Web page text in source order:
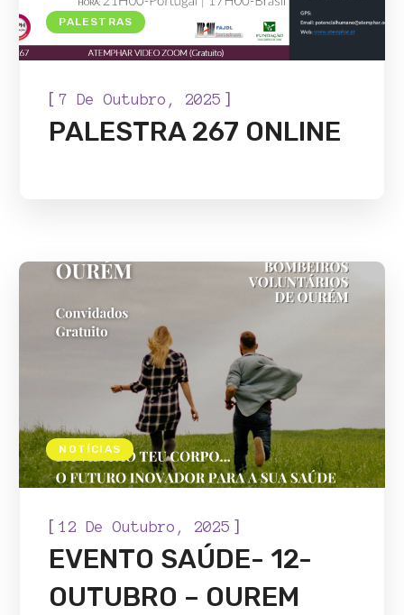
PALESTRAS
[7 De Outubro, 2025 ]
PALESTRA 267 ONLINE
NOTÍCIAS
[12 De Outubro, 2025 ]
EVENTO SAÚDE- 12-
OUTUBRO – OUREM